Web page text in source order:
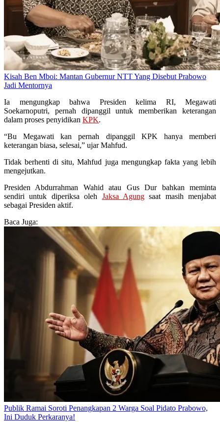
Kisah Ben Mboi: Mantan Gubernur NTT Yang Disebut Prabowo
Jadi Mentornya
Ia mengungkap bahwa Presiden kelima RI, Megawati
Soekarnoputri, pernah dipanggil untuk memberikan keterangan
dalam proses penyidikan KPK.
“Bu Megawati kan pernah dipanggil KPK hanya memberi
keterangan biasa, selesai,” ujar Mahfud.
Tidak berhenti di situ, Mahfud juga mengungkap fakta yang lebih
mengejutkan.
Presiden Abdurrahman Wahid atau Gus Dur bahkan meminta
sendiri untuk diperiksa oleh Jaksa Agungsaat masih menjabat
sebagai Presiden aktif.
Baca Juga:
Publik Ramai Soroti Penangkapan 2 Warga Soal Pidato Prabowo,
Ini Duduk Perkaranya!